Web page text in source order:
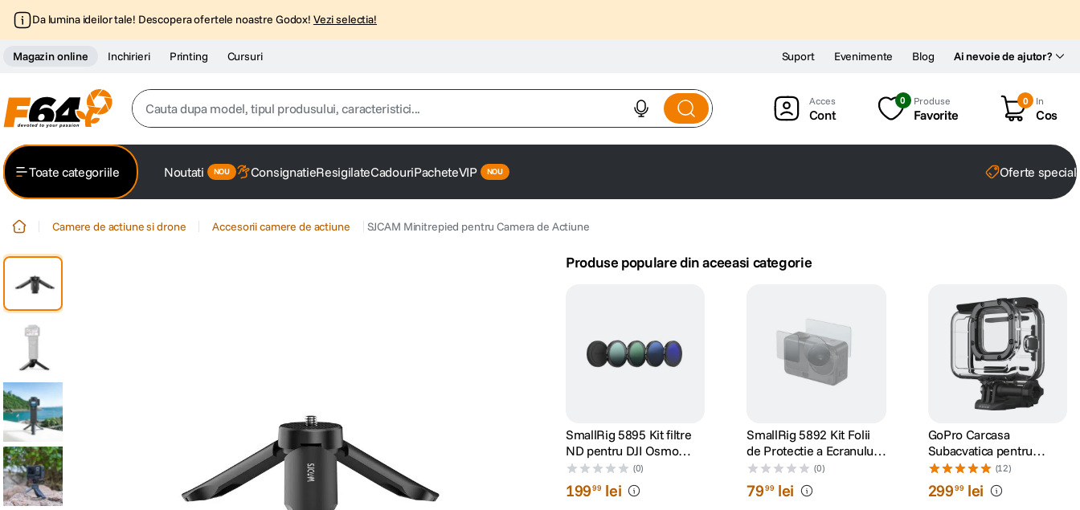
Da lumina ideilor tale! Descopera ofertele noastre Godox! Vezi selectia!
Magazin online Inchirieri Printing Cursuri Ai nevoie de ajutor?
Suport Evenimente Blog
Cauta dupa model, tipul produsului, caracteristici...
2. trepied
dji mic mini
dji osmo
Cont
0 Produse
Favorite
0 In
Cos
Toate categoriile Noutati ConsignatieResigilateCadouriPacheteVIP Oferte
Camere de actiune si drone Accesorii camere de actiune SJCAM Minitrepied pentru Camera de Actiune
Produse populare din aceeasi categorie
SmallRig 5895 Kit filtre
ND pentru DJI Osmo
Action 6
(0)
19999 lei
SmallRig 5892 Kit Folii
de Protectie a Ecranului
pentru DJI Osmo Action 6
(0)
7999 lei
GoPro Carcasa
Subacvatica pentru
HERO9 /HERO10
/HERO11
Black/HERO12/ HERO13
(12)
29999 lei